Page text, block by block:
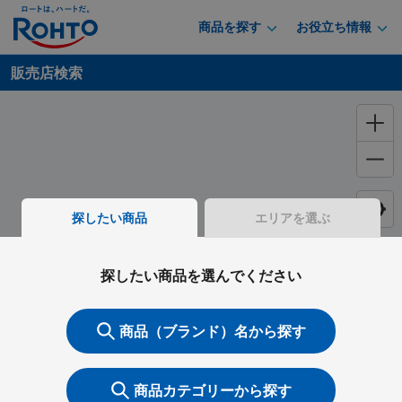
商品を探す お役立ち情報
販売店検索
探したい商品 エリアを選ぶ
探したい商品を選んでください
商品（ブランド）名から探す
商品カテゴリーから探す